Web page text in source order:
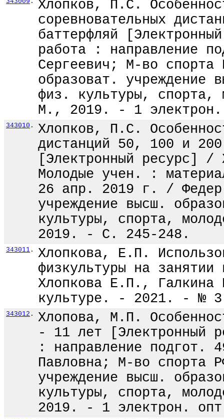
Хлопков, П.С.
соревновательных
баттерфляй
работа : направление
Сергеевич; М-во
образоват. учреждение
физ. культуры,
М., 2019. - 1 электрон.
343010 .
Хлопков, П.С.
дистанций 50, 100 и
[Электронный
Молодые учен. :
26 апр. 2019 г. /
учреждение высш.
культуры, спорта,
2019. - С. 245-248.
343011 .
Хлопкова, Е.П.
физкультуры на
Хлопкова Е.П.,
культуре. - 2021. - №
343012 .
Хлопова, М.П.
- 11 лет [Электронный
: направление подгот.
Павловна; М-во спорта
учреждение высш.
культуры, спорта,
2019. - 1 электрон.